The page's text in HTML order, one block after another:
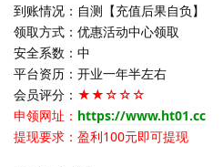
到账情况：自测【充值后果自负】
领取方式：优惠活动中心领取
安全系数：中
平台资历：开业一年半左右
会员评分： ★★☆☆☆
申领网址： https://www.ht01.cc
提现要求：盈利100元即可提现